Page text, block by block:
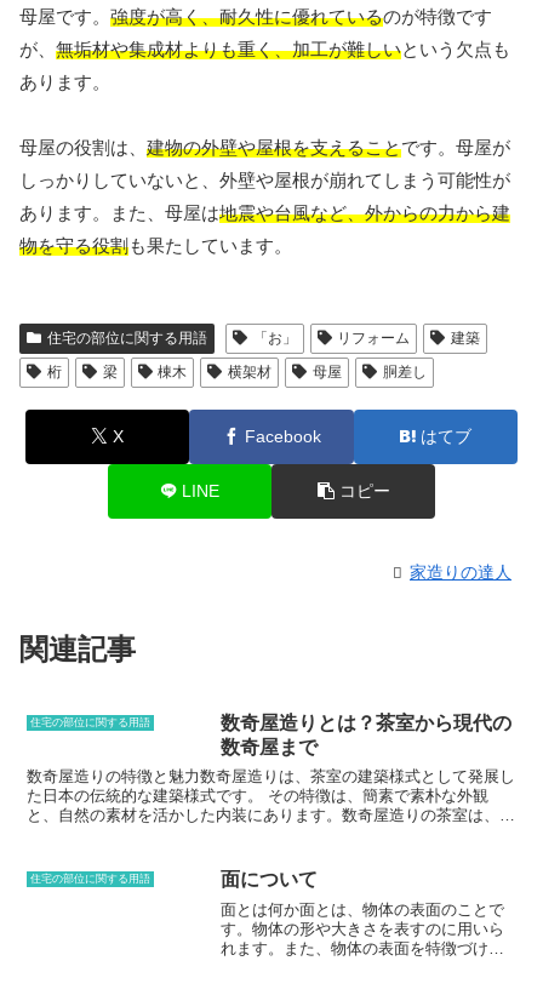
母屋です。 強度が高く、耐久性に優れているのが特徴です
が、 無垢材や集成材よりも重く、加工が難しいという欠点も
あります。
母屋の役割は、 建物の外壁や屋根を支えることです。母屋が
しっかりしていないと、外壁や屋根が崩れてしまう可能性が
あります。また、母屋は地震や台風など、外からの力から建
物を守る役割も果たしています。
住宅の部位に関する用語 「お」 リフォーム
建築
桁
梁 棟木 横架材 母屋 胴差し
X Facebook はてブ
LINE コピー
家造りの達人
関連記事
住宅の部位に関する用語
数奇屋造りとは？茶室から現代の
数奇屋まで
数奇屋造りの特徴と魅力数奇屋造りは、茶室の建築様式として発展し
た日本の伝統的な建築様式です。 その特徴は、簡素で素朴な外観
と、自然の素材を活かした内装にあります。数奇屋造りの茶室は、茶
調和です。外観は、萱葺き屋根や土壁など、自然の素材をそのまま使
用しています。内装も、柱や梁などの構造材をそのまま見せる「真壁
造り」を採用し、壁や天井には土や紙などが使用されています。この
簡素な造りは、茶道の精神である「わび」「さび」を体現しており、
日本の美意識の象徴ともされています。また、数奇屋造りの茶室は、
住宅の部位に関する用語 面について
面とは何か面とは、物体の表面のことで
す。物体の形や大きさを表すのに用いら
れます。また、物体の表面を特徴づける